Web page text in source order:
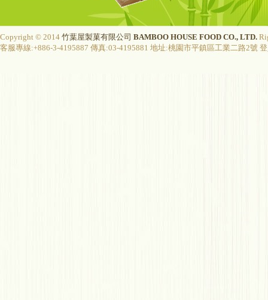
Copyright © 2014 竹葉屋製菓有限公司 BAMBOO HOUSE FOOD CO., LTD.
客服專線:+886-3-4195887 傳真:03-4195881 地址:桃園市平鎮區工業二路2號